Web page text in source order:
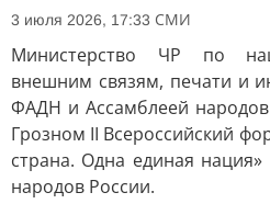
3 июля 2026, 17:33 СМИ
Министерство ЧР по
внешним связям, печати и
ФАДН и Ассамблеей
Грозном II Всероссийский
страна. Одна единая
народов России.